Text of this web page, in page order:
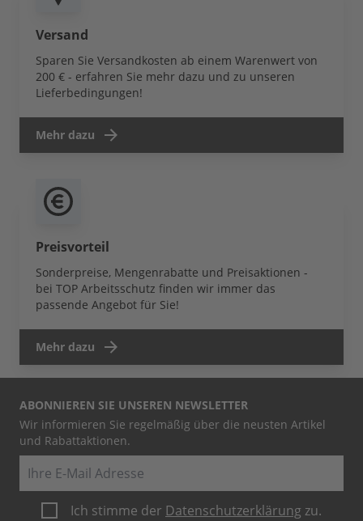
Versand
Sparen Sie Versandkosten ab einem Warenwert von
200 € - erfahren Sie mehr dazu und zu unseren
Lieferbedingungen!
Mehr dazu
Preisvorteil
Sonderpreise, Mengenrabatte und Preisaktionen -
bei TOP Arbeitsschutz finden wir immer das
passende Angebot für Sie!
Mehr dazu
ABONNIEREN SIE UNSEREN NEWSLETTER
Wir informieren Sie regelmäßig über die neusten Artikel
und Rabattaktionen.
Ich stimme der Datenschutzerklärung zu.